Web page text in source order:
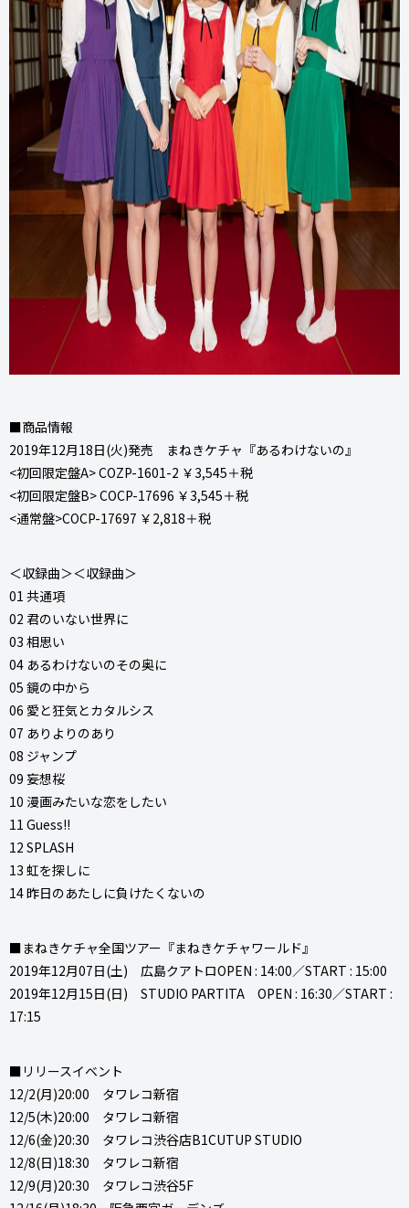
■商品情報
2019年12月18日(火)発売 まねきケチャ『あるわけないの』
<初回限定盤A> COZP-1601-2 ￥3,545＋税
<初回限定盤B> COCP-17696 ￥3,545＋税
<通常盤>COCP-17697 ￥2,818＋税
＜収録曲＞＜収録曲＞
01 共通項
02 君のいない世界に
03 相思い
04 あるわけないのその奥に
05 鏡の中から
06 愛と狂気とカタルシス
07 ありよりのあり
08 ジャンプ
09 妄想桜
10 漫画みたいな恋をしたい
11 Guess!!
12 SPLASH
13 虹を探しに
14 昨日のあたしに負けたくないの
■まねきケチャ全国ツアー『まねきケチャワールド』
2019年12月07日(土) 広島クアトロOPEN : 14:00／START : 15:00
2019年12月15日(日) STUDIO PARTITA OPEN : 16:30／START :
17:15
■リリースイベント
12/2(月)20:00 タワレコ新宿
12/5(木)20:00 タワレコ新宿
12/6(金)20:30 タワレコ渋谷店B1CUTUP STUDIO
12/8(日)18:30 タワレコ新宿
12/9(月)20:30 タワレコ渋谷5F